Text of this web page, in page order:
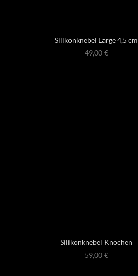
Silikonknebel Large 4,5 cm
49,00€
Silikonknebel Knochen
59,00€